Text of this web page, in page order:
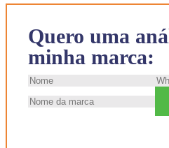
Quero uma
minha marca: